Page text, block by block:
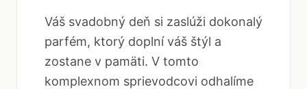
Váš svadobný deň si zaslúži dokonalý
parfém, ktorý doplní váš štýl a
zostane v pamäti. V tomto
komplexnom sprievodcovi odhalíme